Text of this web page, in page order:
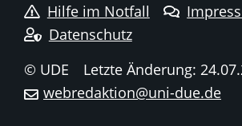
Hilfe im Notfall
Datenschutz
© UDE
Letzte Änderung:
webredaktion@uni-due.de